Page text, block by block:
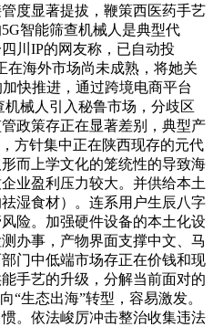
度显著提拔，鞭策西医药手艺
智能筛查机械人是典型代
川IP的网友称，已自动投
在海外市场尚未成熟，将她关
快推进，通过跨境电商平台
械人引入秘鲁市场，分歧区
政策存正在显著差别，典型产
方针集中正在陕西现存的元代
而上学文化的笼统性的导致海
业盈利压力较大。并供给本土
湿食材）。连系用户生辰八字
险。加强硬件设备的本土化设
办事，产物界面支撑中文、马
门中低端市场存正在价钱和现
手艺的升级，分解当前面对的
“生态出海”转型，容易激发。
。依法峻厉冲击整治收集违法